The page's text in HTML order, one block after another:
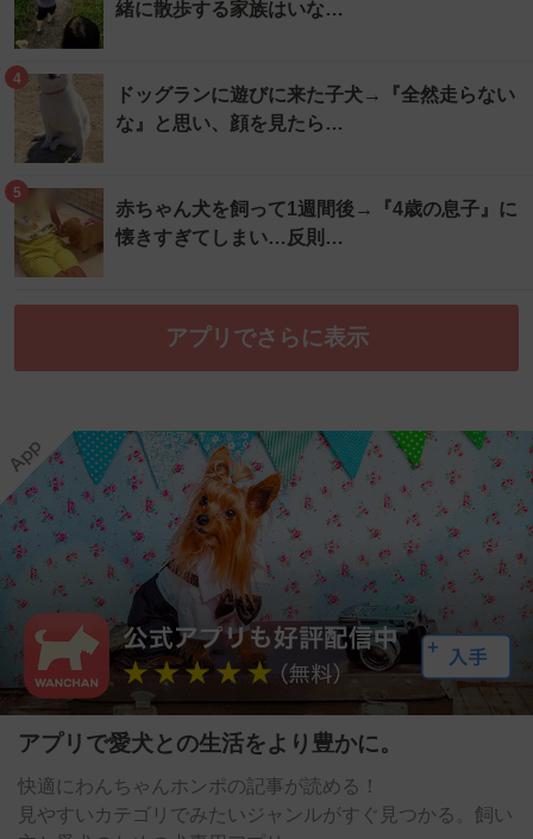
緒に散歩する家族はいな…
4
ドッグランに遊びに来た子犬→『全然走らない
な』と思い、顔を見たら…
5
赤ちゃん犬を飼って1週間後→『4歳の息子』に
懐きすぎてしまい…反則…
アプリでさらに表示
アプリで愛犬との生活をより豊かに。
快適にわんちゃんホンポの記事が読める！
見やすいカテゴリでみたいジャンルがすぐ見つかる。飼い